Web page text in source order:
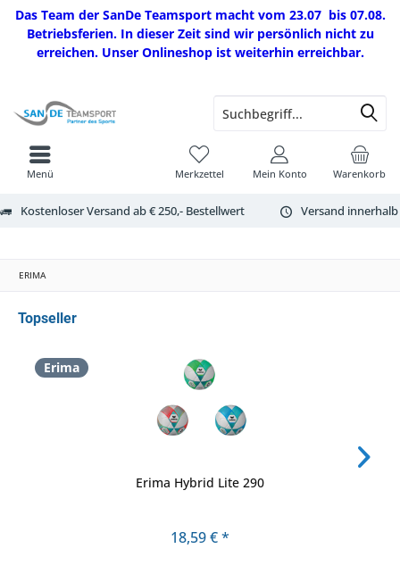
Das Team der SanDe Teamsport macht vom 23.07 bis 07.08.
Betriebsferien. In dieser Zeit sind wir persönlich nicht zu
erreichen. Unser Onlineshop ist weiterhin erreichbar.
Kostenloser Versand ab € 250,- Bestellwert Versand
Warenkorb
Merkzettel Mein Konto
Menü
ERIMA
Topseller
Erima
Erima Hybrid Lite 290
18,59 € *